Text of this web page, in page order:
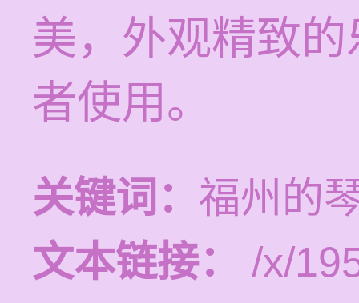
美，外观精致
者使用。
关键词： 福州的
文本链接：
/x/